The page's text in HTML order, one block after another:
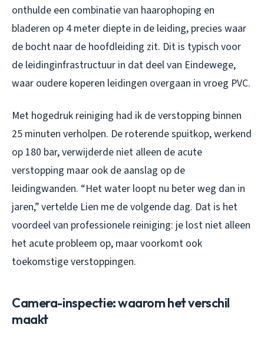
onthulde een combinatie van haarophoping en
bladeren op 4 meter diepte in de leiding, precies waar
de bocht naar de hoofdleiding zit. Dit is typisch voor
de leidinginfrastructuur in dat deel van Eindewege,
waar oudere koperen leidingen overgaan in vroeg PVC.
Met hogedruk reiniging had ik de verstopping binnen
25 minuten verholpen. De roterende spuitkop, werkend
op 180 bar, verwijderde niet alleen de acute
verstopping maar ook de aanslag op de
leidingwanden. “Het water loopt nu beter weg dan in
jaren,” vertelde Lien me de volgende dag. Dat is het
voordeel van professionele reiniging: je lost niet alleen
het acute probleem op, maar voorkomt ook
toekomstige verstoppingen.
Camera-inspectie: waarom het verschil
maakt